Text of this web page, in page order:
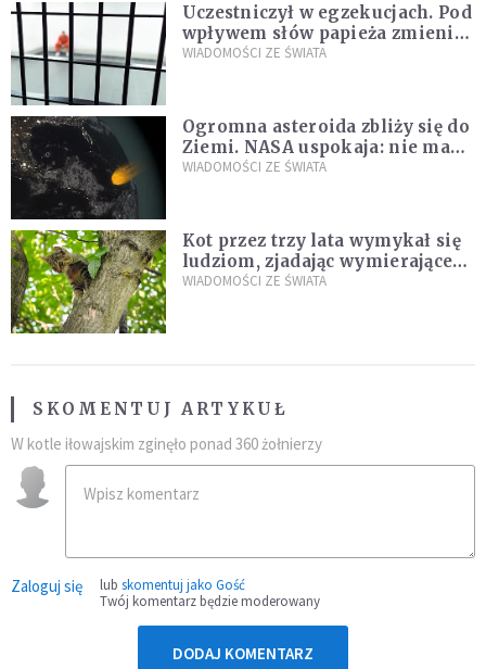
Uczestniczył w egzekucjach. Pod
wpływem słów papieża zmienił
zdanie
WIADOMOŚCI ZE ŚWIATA
Ogromna asteroida zbliży się do
Ziemi. NASA uspokaja: nie ma
zagrożenia
WIADOMOŚCI ZE ŚWIATA
Kot przez trzy lata wymykał się
ludziom, zjadając wymierające
kaczki. W końcu popełnił
WIADOMOŚCI ZE ŚWIATA
SKOMENTUJ ARTYKUŁ
W kotle iłowajskim zginęło ponad 360 żołnierzy
Zaloguj się lub skomentuj jako Gość
Twój komentarz będzie moderowany
DODAJ KOMENTARZ